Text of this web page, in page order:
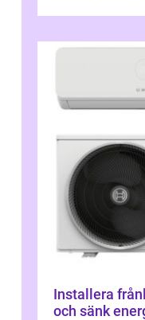
Installera
och sänk